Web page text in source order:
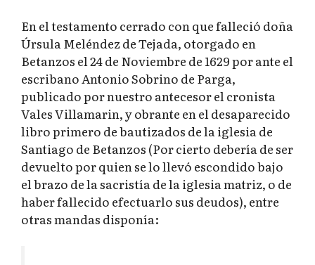
En el testamento cerrado con que falleció doña
Úrsula Meléndez de Tejada, otorgado en
Betanzos el 24 de Noviembre de 1629 por ante el
escribano Antonio Sobrino de Parga,
publicado por nuestro antecesor el cronista
Vales Villamarin, y obrante en el desaparecido
libro primero de bautizados de la iglesia de
Santiago de Betanzos (Por cierto debería de ser
devuelto por quien se lo llevó escondido bajo
el brazo de la sacristía de la iglesia matriz, o de
haber fallecido efectuarlo sus deudos), entre
otras mandas disponía: